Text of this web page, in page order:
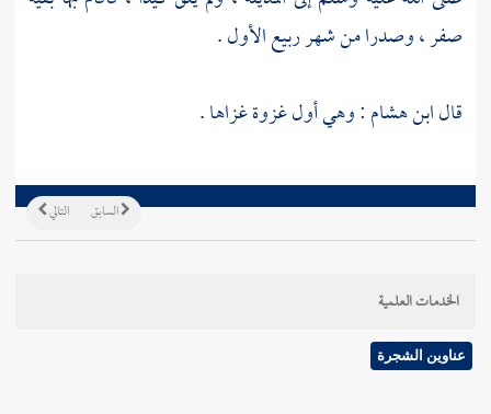
صفر ، وصدرا من شهر ربيع الأول .
قالابن هشام: وهي أول غزوة غزاها .
التالي السابق
الخدمات العلمية
عناوين الشجرة